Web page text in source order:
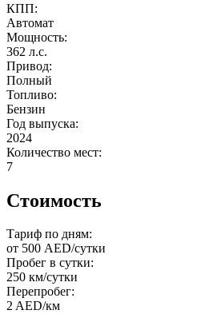
КПП:
Автомат
Мощность:
362 л.с.
Привод:
Полный
Топливо:
Бензин
Год выпуска:
2024
Количество мест:
7
Стоимость
Тариф по дням:
от 500 AED/сутки
Пробег в сутки:
250 км/сутки
Перепробег:
2 AED/км